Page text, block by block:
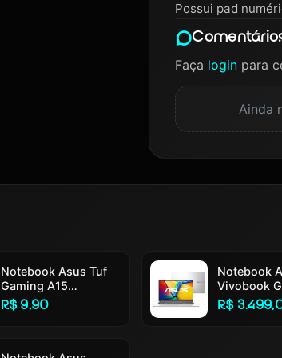
Possui pad
Faça login para
Ainda
Notebook Asus Tuf
Gaming A15
Fa506ncg Rtx 3050
Amd Ryzen 7 7445hs
R$ 9,90
Notebook
Vivobook
E1504ga
N305 4gb
R$